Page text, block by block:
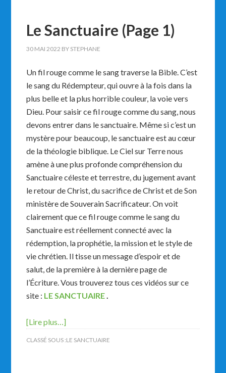
Le Sanctuaire (Page 1)
30 MAI 2022 BY STEPHANE
Un fil rouge comme le sang traverse la Bible. C’est
le sang du Rédempteur, qui ouvre à la fois dans la
plus belle et la plus horrible couleur, la voie vers
Dieu. Pour saisir ce fil rouge comme du sang, nous
devons entrer dans le sanctuaire. Même si c’est un
mystère pour beaucoup, le sanctuaire est au cœur
de la théologie biblique. Le Ciel sur Terre nous
amène à une plus profonde compréhension du
Sanctuaire céleste et terrestre, du jugement avant
le retour de Christ, du sacrifice de Christ et de Son
ministère de Souverain Sacrificateur. On voit
clairement que ce fil rouge comme le sang du
Sanctuaire est réellement connecté avec la
rédemption, la prophétie, la mission et le style de
vie chrétien. Il tisse un message d’espoir et de
salut, de la première à la dernière page de
l’Écriture. Vous trouverez tous ces vidéos sur ce
site : LE SANCTUAIRE.
[Lire plus…]
CLASSÉ SOUS :LE SANCTUAIRE